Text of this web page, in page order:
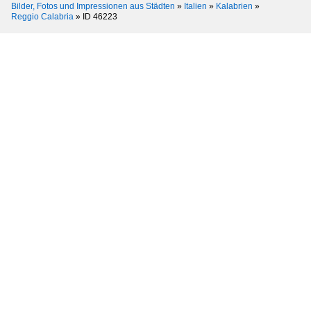
Bilder, Fotos und Impressionen aus Städten » Italien » Kalabrien »
Reggio Calabria » ID 46223